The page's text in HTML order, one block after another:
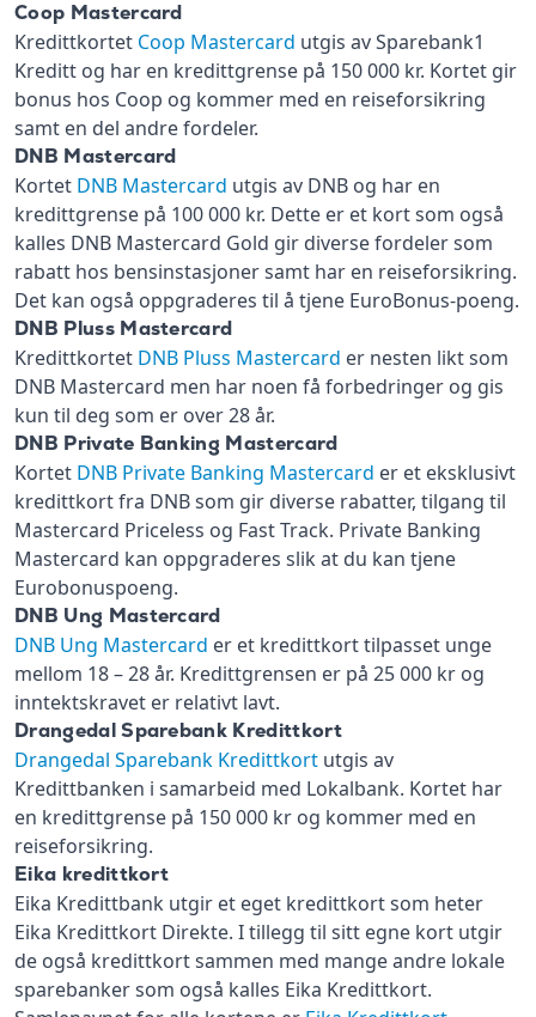
Coop Mastercard
Kredittkortet Coop Mastercard utgis av Sparebank1
Kreditt og har en kredittgrense på 150 000 kr. Kortet gir
bonus hos Coop og kommer med en reiseforsikring
samt en del andre fordeler.
DNB Mastercard
Kortet DNB Mastercard utgis av DNB og har en
kredittgrense på 100 000 kr. Dette er et kort som også
kalles DNB Mastercard Gold gir diverse fordeler som
rabatt hos bensinstasjoner samt har en reiseforsikring.
Det kan også oppgraderes til å tjene EuroBonus-poeng.
DNB Pluss Mastercard
Kredittkortet DNB Pluss Mastercard er nesten likt som
DNB Mastercard men har noen få forbedringer og gis
kun til deg som er over 28 år.
DNB Private Banking Mastercard
Kortet DNB Private Banking Mastercard er et eksklusivt
kredittkort fra DNB som gir diverse rabatter, tilgang til
Mastercard Priceless og Fast Track. Private Banking
Mastercard kan oppgraderes slik at du kan tjene
Eurobonuspoeng.
DNB Ung Mastercard
DNB Ung Mastercard er et kredittkort tilpasset unge
mellom 18 – 28 år. Kredittgrensen er på 25 000 kr og
inntektskravet er relativt lavt.
Drangedal Sparebank Kredittkort
Drangedal Sparebank Kredittkort utgis av
Kredittbanken i samarbeid med Lokalbank. Kortet har
en kredittgrense på 150 000 kr og kommer med en
reiseforsikring.
Eika kredittkort
Eika Kredittbank utgir et eget kredittkort som heter
Eika Kredittkort Direkte. I tillegg til sitt egne kort utgir
de også kredittkort sammen med mange andre lokale
sparebanker som også kalles Eika Kredittkort.